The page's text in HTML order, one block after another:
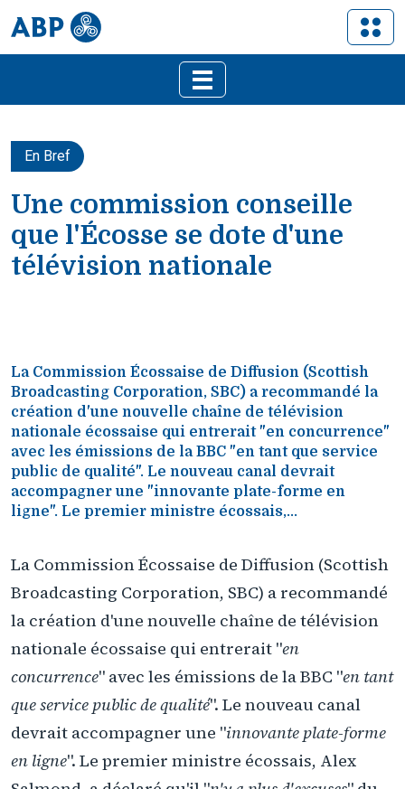
En Bref
Une commission conseille
que l'Écosse se dote d'une
télévision nationale
La Commission Écossaise de Diffusion (Scottish
Broadcasting Corporation, SBC) a recommandé la
création d'une nouvelle chaîne de télévision
nationale écossaise qui entrerait "en concurrence"
avec les émissions de la BBC "en tant que service
public de qualité". Le nouveau canal devrait
accompagner une "innovante plate-forme en
ligne". Le premier ministre écossais,...
La Commission Écossaise de Diffusion (Scottish
Broadcasting Corporation, SBC) a recommandé
la création d'une nouvelle chaîne de télévision
nationale écossaise qui entrerait "en
concurrence" avec les émissions de la BBC "en tant
que service public de qualité". Le nouveau canal
devrait accompagner une "innovante plate-forme
en ligne". Le premier ministre écossais, Alex